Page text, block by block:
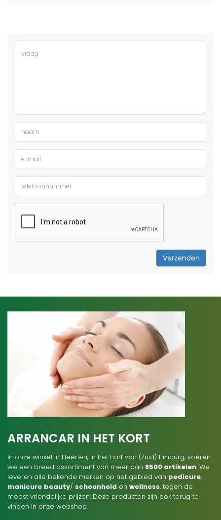
Verzenden
ARRANCAR IN HET KORT
In onze winkel in Heerlen, in het hart van (Zuid) Limburg, voeren
we een breed assortiment van meer dan 8500 artikelen. We
leveren alle bekende merken op het gebied van pedicure,
manicure beauty/ schoonheid en wellness, tegen de
meest vriendelijke prijzen. Deze producten zijn ook terug te
vinden in onze webshop.